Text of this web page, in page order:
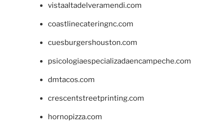
vistaaltadelveramendi.com
coastlinecateringnc.com
cuesburgershouston.com
psicologiaespecializadaencampeche.com
dmtacos.com
crescentstreetprinting.com
hornopizza.com